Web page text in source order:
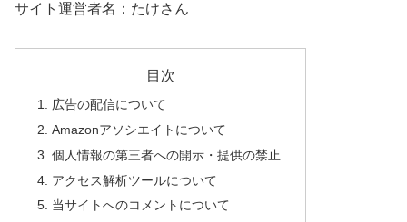
サイト運営者名：たけさん
目次
広告の配信について
Amazonアソシエイトについて
個人情報の第三者への開示・提供の禁止
アクセス解析ツールについて
当サイトへのコメントについて